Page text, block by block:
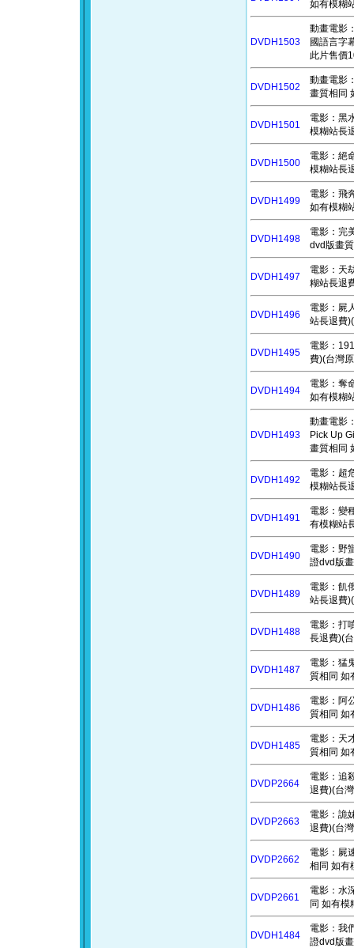
如有模糊
DVDH1503
動畫電影
國語言字
此片售價
DVDH1502
動畫電影
畫質相同
DVDH1501
電影：黑
模糊站長
DVDH1500
電影：絕
模糊站長
DVDH1499
電影：飛
如有模糊
DVDH1498
電影：完
dvd版畫
DVDH1497
電影：天
糊站長退
DVDH1496
電影：屍
站長退費
DVDH1495
電影：
費)(台灣
DVDH1494
電影：奪
如有模糊
DVDH1493
動畫電影
Pick Up
畫質相同
DVDH1492
電影：超
模糊站長
DVDH1491
電影：變
有模糊站
DVDH1490
電影：野
證dvd版
DVDH1489
電影：飢
站長退費
DVDH1488
電影：打
長退費)(
DVDH1487
電影：猛
質相同 如
DVDH1486
電影：阿
質相同 如
DVDH1485
電影：天
質相同 如
DVDP2664
電影：追
退費)(台
DVDP2663
電影：詭
退費)(台
DVDP2662
電影：屍
相同 如有
DVDP2661
電影：水
同 如有
DVDH1484
電影：我
證dvd版